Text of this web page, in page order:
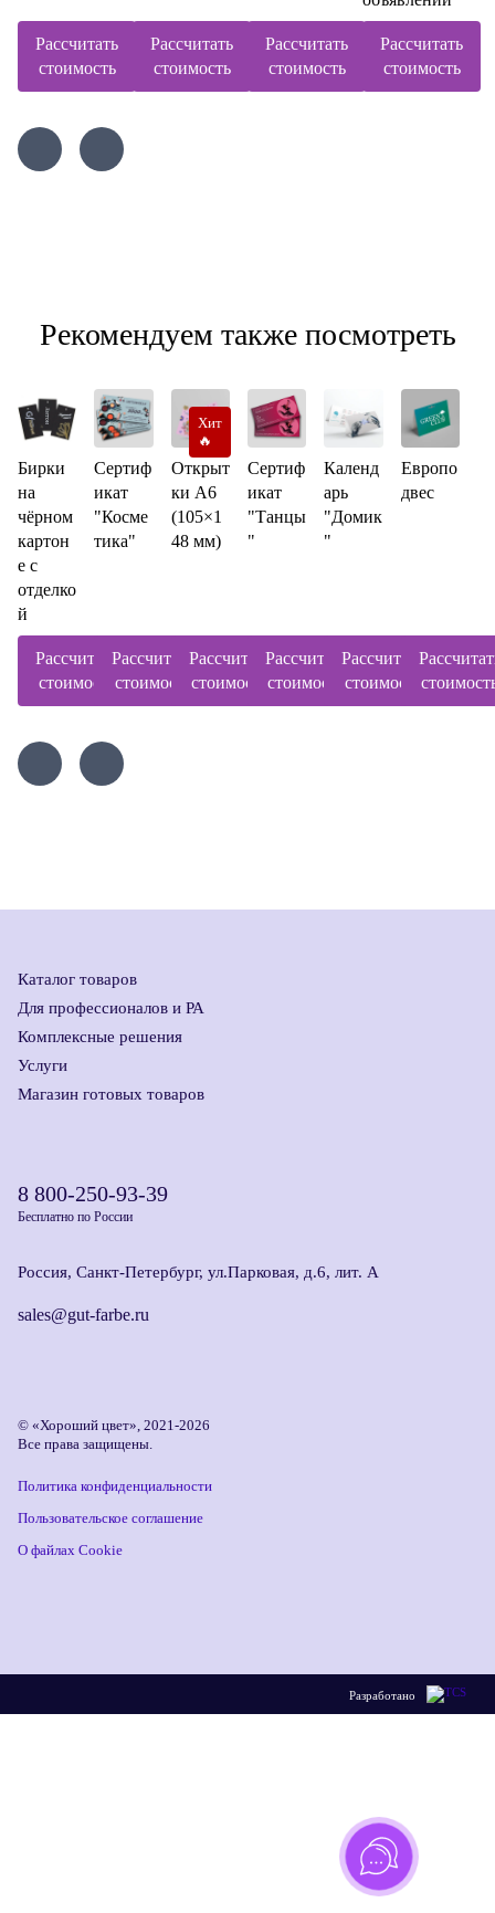
Рассчитать
стоимость
Рассчитать
стоимость
Рассчитать
стоимость
Рассчитать
стоимость
Рекомендуем также посмотреть
Бирки
на
чёрном
картон
е с
отделко
й
Рассчитать
стоимость
Сертиф
икат
"Косме
тика"
Рассчитать
стоимость
Хит
🔥
Открыт
ки А6
(105×1
48 мм)
Рассчитать
стоимость
Сертиф
икат
"Танцы
"
Рассчитать
стоимость
Календ
арь
"Домик
"
Рассчитать
стоимость
Европо
двес
Каталог товаров
Для профессионалов и РА
Комплексные решения
Услуги
Магазин готовых товаров
8 800-250-93-39
Бесплатно по России
Россия, Санкт-Петербург, ул.Парковая, д.6, лит. А
sales@gut-farbe.ru
© «Хороший цвет», 2021-2026
Все права защищены.
Политика конфиденциальности
Пользовательское соглашение
О файлах Cookie
Разработано